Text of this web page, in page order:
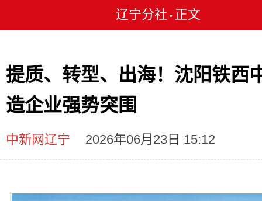
辽宁分社 • 正文
提质、转型、出海！沈阳铁西
造企业强势突围
中新网辽宁 2026年06月23日 15:12